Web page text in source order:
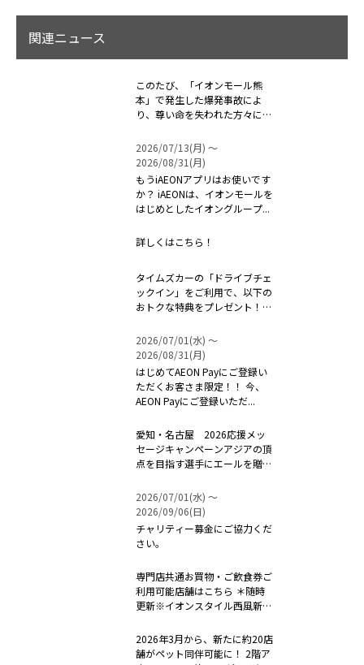
関連ニュース
このたび、「イオンモール熊
本」で発生した爆発事故によ
り、尊い命を失われた方々に対
2026/07/13(月) 〜
2026/08/31(月)
もうiAEONアプリはお使いです
か？ iAEONは、イオンモールを
はじめとしたイオングループ...
詳しくはこちら！
タイムズカーの「ドライブチェ
ックイン」をご利用で、以下の
おトクな特典をプレゼント！！
2026/07/01(水) 〜
2026/08/31(月)
はじめてAEON Payにご登録い
ただくお客さま限定！！ 今、
AEON Payにご登録いただ...
愛知・名古屋 2026応援メッ
セージキャンペーンアジアの頂
点を目指す選手にエールを贈ろ
2026/07/01(水) 〜
2026/09/06(日)
チャリティー募金にご協力くだ
さい。
専門店共通お買物・ご飲食券ご
利用可能店舗はこちら ＊随時
更新※イオンスタイル西風新都
2026年3月から、新たに約20店
舗がペット同伴可能に！ 2階ア